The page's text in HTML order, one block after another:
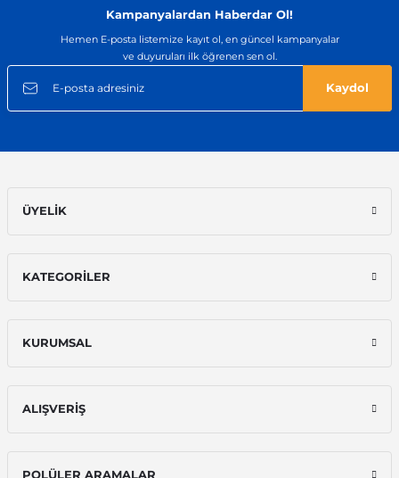
Kampanyalardan Haberdar Ol!
Hemen E-posta listemize kayıt ol, en güncel kampanyalar
ve duyuruları ilk öğrenen sen ol.
Kaydol
ÜYELİK
KATEGORİLER
KURUMSAL
ALIŞVERİŞ
POLÜLER ARAMALAR